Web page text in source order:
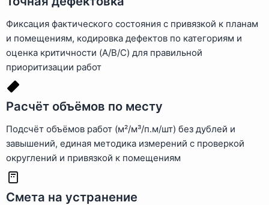
Фиксация фактического состояния с привязкой к планам
и помещениям, кодировка дефектов по категориям и
оценка критичности (A/B/C) для правильной
приоритизации работ
Расчёт объёмов по месту
Подсчёт объёмов работ (м²/м³/п.м/шт) без дублей и
завышений, единая методика измерений с проверкой
округлений и привязкой к помещениям
Смета на устранение